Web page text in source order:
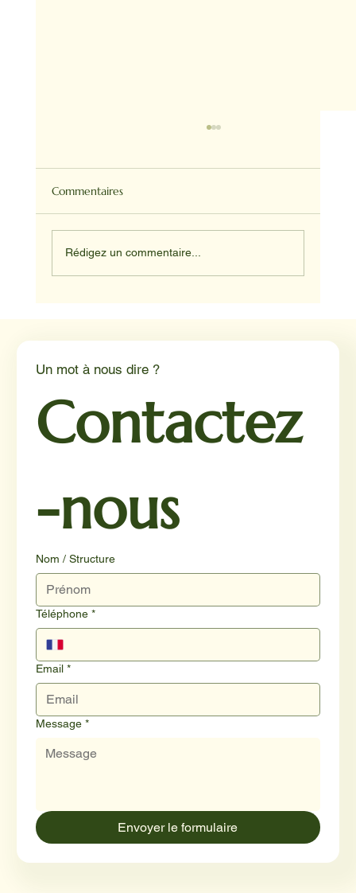
Commentaires
Rédigez un commentaire...
Un mot à nous dire ?
Contactez
-nous
Nom / Structure
Téléphone *
Email *
Message *
Envoyer le formulaire